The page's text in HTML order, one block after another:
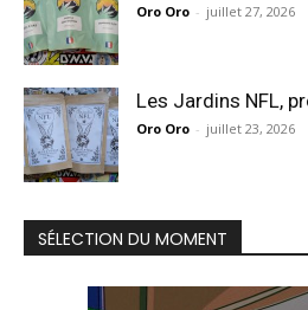
Oro Oro - juillet 27, 2026
Les Jardins NFL,
Oro Oro - juillet 23, 2026
SÉLECTION DU MOMENT